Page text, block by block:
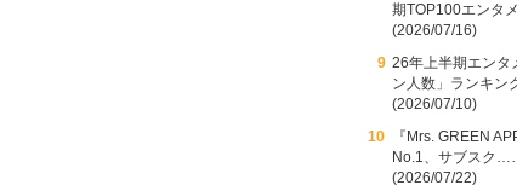
期TOP100エンタ
(2026/07/16)
26年上半期エンタ
ン人数」ランキ
(2026/07/10)
『Mrs. GREEN
No.1、サブスク
(2026/07/22)